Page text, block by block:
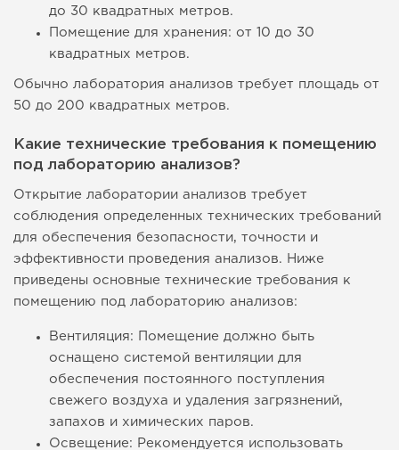
до 30 квадратных метров.
Помещение для хранения: от 10 до 30
квадратных метров.
Обычно лаборатория анализов требует площадь от
50 до 200 квадратных метров.
Какие технические требования к помещению
под лабораторию анализов?
Открытие лаборатории анализов требует
соблюдения определенных технических требований
для обеспечения безопасности, точности и
эффективности проведения анализов. Ниже
приведены основные технические требования к
помещению под лабораторию анализов:
Вентиляция: Помещение должно быть
оснащено системой вентиляции для
обеспечения постоянного поступления
свежего воздуха и удаления загрязнений,
запахов и химических паров.
Освещение: Рекомендуется использовать